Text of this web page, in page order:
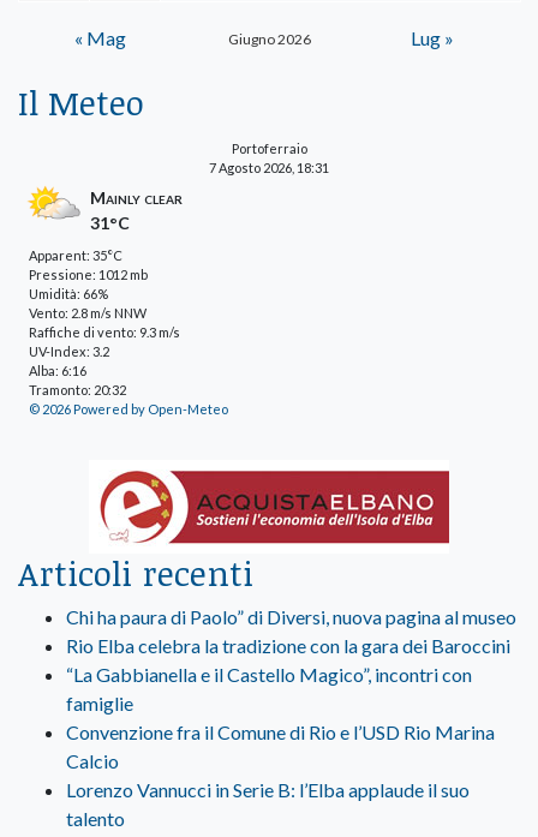
Giugno 2026
« Mag Lug »
Il Meteo
Portoferraio
7 Agosto 2026, 18:31
Mainly clear
31°C
Apparent: 35°C
Pressione: 1012 mb
Umidità: 66%
Vento: 2.8 m/s NNW
Raffiche di vento: 9.3 m/s
UV-Index: 3.2
Alba: 6:16
Tramonto: 20:32
© 2026 Powered by Open-Meteo
Articoli recenti
Chi ha paura di Paolo” di Diversi, nuova pagina al museo
Rio Elba celebra la tradizione con la gara dei Baroccini
“La Gabbianella e il Castello Magico”, incontri con
famiglie
Convenzione fra il Comune di Rio e l’USD Rio Marina
Calcio
Lorenzo Vannucci in Serie B: l’Elba applaude il suo
talento